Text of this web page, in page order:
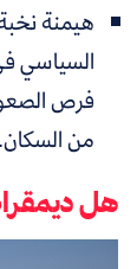
هيمنة
السياسي
فرص
من السكان.
هل